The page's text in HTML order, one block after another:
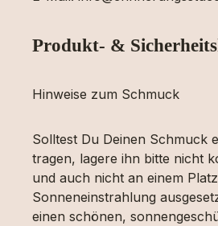
Produkt- &
Hinweise zum Schmuck
Solltest Du Deinen Schmuck
tragen, lagere ihn bitte nicht
und auch nicht an einem
Sonneneinstrahlung
einen schönen,